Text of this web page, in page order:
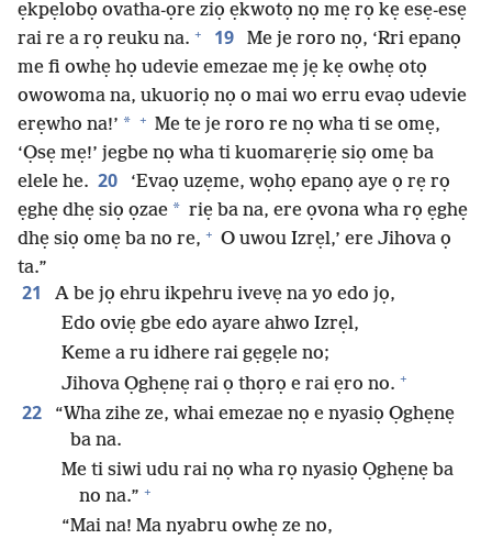
ẹkpẹlobọ ovatha-ọre ziọ ẹkwotọ nọ mẹ rọ kẹ esẹ-esẹ
rai re a rọ reuku na. + 19
Me je roro nọ, ‘Rri epanọ
me fi owhẹ họ udevie emezae mẹ jẹ kẹ owhẹ otọ
owowoma na, ukuoriọ nọ o mai wo erru evaọ udevie
erẹwho na!’ * + Me te je roro re nọ wha ti se omẹ,
‘Ọsẹ mẹ!’ jegbe nọ wha ti kuomarẹriẹ siọ omẹ ba
elele he. 20
‘Evaọ uzẹme, wọhọ epanọ aye ọ rẹ rọ
ẹghẹ dhẹ siọ ọzae * riẹ ba na, ere ọvona wha rọ ẹghẹ
dhẹ siọ omẹ ba no re, + O uwou Izrẹl,’ ere Jihova ọ
ta.”
21
A be jọ ehru ikpehru ivevẹ na yo edo jọ,
Edo oviẹ gbe edo ayare ahwo Izrẹl,
Keme a ru idhere rai gẹgẹle no;
Jihova Ọghẹnẹ rai ọ thọrọ e rai ẹro no. +
22
“Wha zihe ze, whai emezae nọ e nyasiọ Ọghẹnẹ
ba na.
Me ti siwi udu rai nọ wha rọ nyasiọ Ọghẹnẹ ba
no na.” +
“Mai na! Ma nyabru owhẹ ze no,